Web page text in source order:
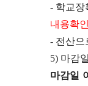
- 학교장
내용확
- 전산으
5) 마감
마감일